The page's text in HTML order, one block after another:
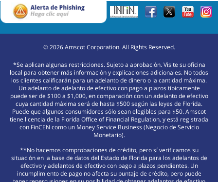
©2026Amscot Corporation. All Rights Reserved.
*Se aplican algunas restricciones. Sujeto a aprobación. Visite su oficina
local para obtener más información y explicaciones adicionales. No todos
los clientes calificarán para un adelanto de dinero o la cantidad máxima.
Un adelanto de adelanto de efectivo con pago a plazos típicamente
puede ser de $100 a $1,000, en comparación con un adelanto de efectivo
cuya cantidad máxima será de hasta $500 según las leyes de Florida.
Puede que algunos consumidores sólo sean elegibles para $50. Amscot
tiene licencia de la Florida Office of Financial Regulation, y está registrada
con FinCEN como un Money Service Business (Negocio de Servicio
Monetario).
**No hacemos comprobaciones de crédito, pero sí verificamos su
situación en la base de datos del Estado de Florida para los adelantos de
efectivo y adelantos de efectivo con pago a plazos pendientes. Un
incumplimiento de pago no afecta su puntaje de crédito, pero puede